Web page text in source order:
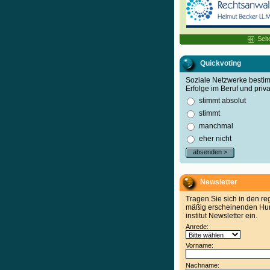
Quickvoting
Soziale Netzwerke
Erfolge im Beruf und
stimmt absolut
stimmt
manchmal
eher nicht
absenden >
Newsletter
Tragen Sie sich in den
mäßig erscheinenden
institut Newsletter ein.
Anrede:
Vorname:
Nachname: